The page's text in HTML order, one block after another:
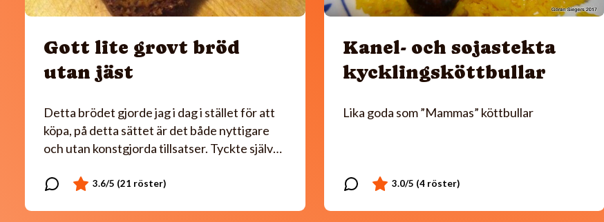
Gott lite grovt bröd
utan jäst
Detta brödet gjorde jag i dag i stället för att
köpa, på detta sättet är det både nyttigare
och utan konstgjorda tillsatser. Tyckte själv…
Kanel- och sojastekta
kycklingsköttbullar
Lika goda som ”Mammas” köttbullar